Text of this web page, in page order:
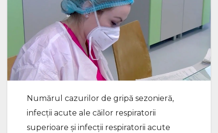
Numărul cazurilor de gripă sezonieră,
infecții acute ale căilor respiratorii
superioare și infecții respiratorii acute